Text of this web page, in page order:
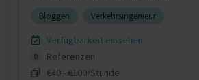
Bloggen Verkehrsingenieur
Verfügbarkeit einsehen
0
Referenzen
€40 - €100/Stunde